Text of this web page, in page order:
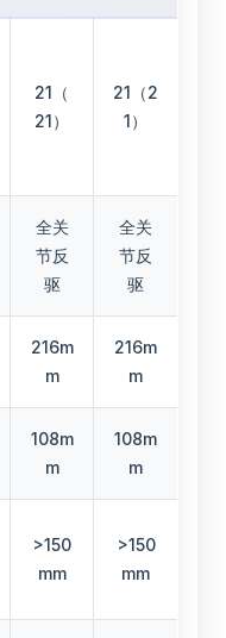
21（
21）
21（2
1）
全关
节反
驱
全关
节反
驱
216m
m
216m
m
108m
m
108m
m
>150
mm
>150
mm